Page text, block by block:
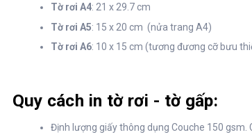
Tờ rơi A4: 21 x 29.7 cm
Tờ rơi A5: 15 x 20 cm (nửa trang A4)
Tờ rơi A6: 10 x 15 cm (tương đương cỡ bưu
Quy cách in tờ rơi - tờ gấp:
Định lượng giấy thông dụng Couche 150 gsm.